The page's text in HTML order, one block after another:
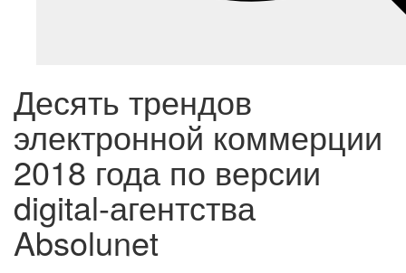
Десять трендов
электронной коммерции
2018 года по версии
digital-агентства
Absolunet